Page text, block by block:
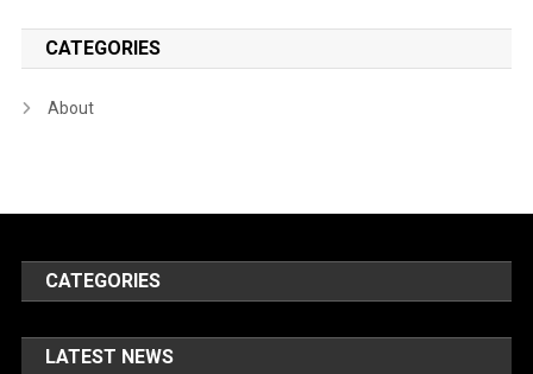
CATEGORIES
About
CATEGORIES
LATEST NEWS